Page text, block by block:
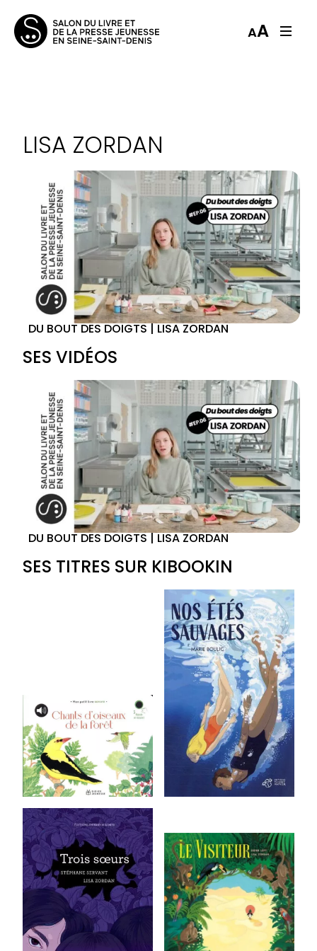
AA
LISA ZORDAN
DU BOUT DES DOIGTS | LISA ZORDAN
SES VIDÉOS
DU BOUT DES DOIGTS | LISA ZORDAN
SES TITRES SUR KIBOOKIN